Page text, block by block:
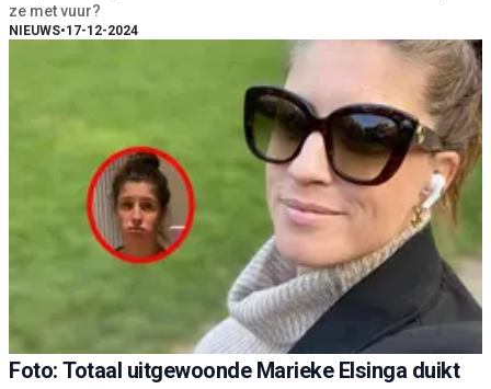
ze met vuur?
NIEUWS•17-12-2024
Foto: Totaal uitgewoonde Marieke Elsinga duikt